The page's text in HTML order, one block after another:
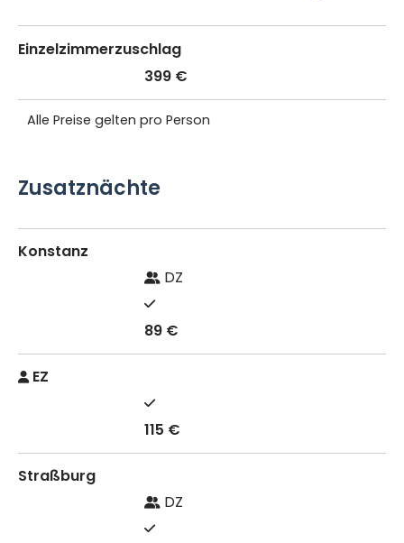
Einzelzimmerzuschlag
399 €
Alle Preise gelten pro Person
Zusatznächte
Konstanz
DZ
89 €
EZ
115 €
Straßburg
DZ